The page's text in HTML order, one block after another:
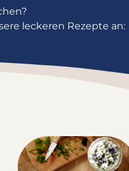
leckeren Rezepte an: